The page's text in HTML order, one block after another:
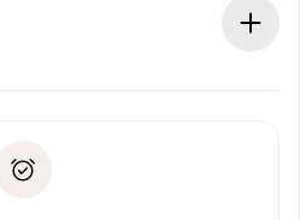
nada e ofereceremos
problema.